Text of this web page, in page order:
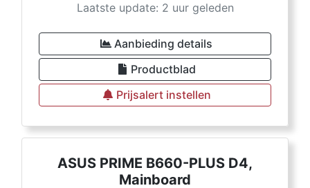
Laatste update: 2 uur geleden
Aanbieding details
Productblad
Prijsalert instellen
ASUS PRIME B660-PLUS D4,
Mainboard